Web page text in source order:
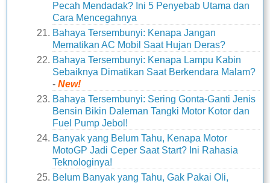
Pecah Mendadak? Ini 5 Penyebab Utama dan
Cara Mencegahnya
Bahaya Tersembunyi: Kenapa Jangan
Mematikan AC Mobil Saat Hujan Deras?
Bahaya Tersembunyi: Kenapa Lampu Kabin
Sebaiknya Dimatikan Saat Berkendara Malam?
-New!
Bahaya Tersembunyi: Sering Gonta-Ganti Jenis
Bensin Bikin Daleman Tangki Motor Kotor dan
Fuel Pump Jebol!
Banyak yang Belum Tahu, Kenapa Motor
MotoGP Jadi Ceper Saat Start? Ini Rahasia
Teknologinya!
Belum Banyak yang Tahu, Gak Pakai Oli,